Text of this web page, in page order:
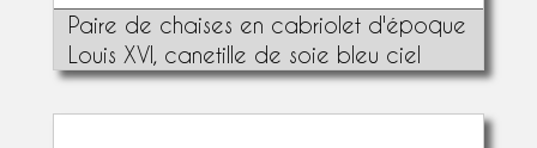
Paire de chaises en cabriolet d'époque
Louis XVI, canetille de soie bleu ciel